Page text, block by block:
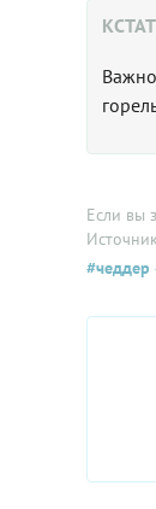
Если вы
#чеддер